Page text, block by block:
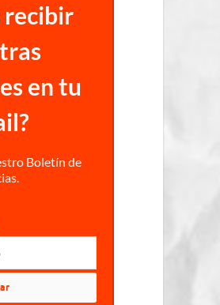
recibir
en tu
Boletín de